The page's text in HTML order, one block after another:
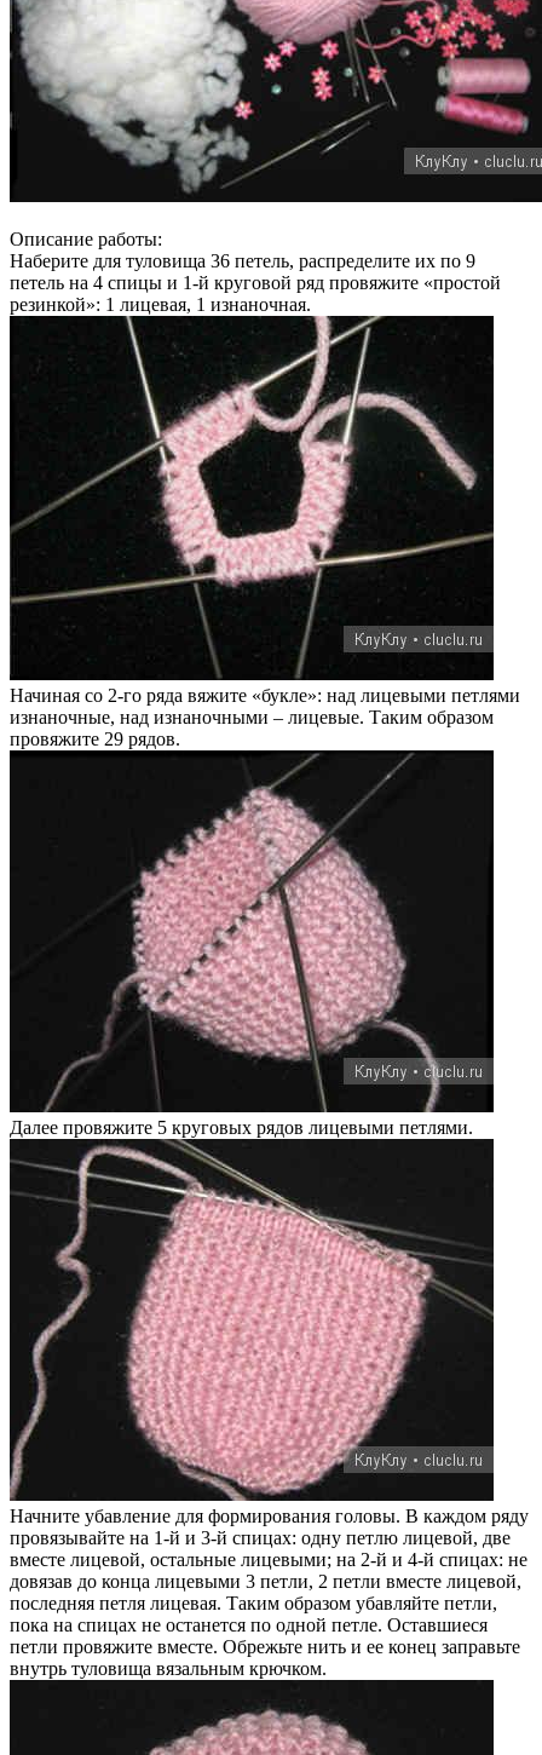
Описание работы:
Наберите для туловища 36 петель, распределите их по 9
петель на 4 спицы и 1-й круговой ряд провяжите «простой
резинкой»: 1 лицевая, 1 изнаночная.
Начиная со 2-го ряда вяжите «букле»: над лицевыми петлями
изнаночные, над изнаночными – лицевые. Таким образом
провяжите 29 рядов.
Далее провяжите 5 круговых рядов лицевыми петлями.
Начните убавление для формирования головы. В каждом ряду
провязывайте на 1-й и 3-й спицах: одну петлю лицевой, две
вместе лицевой, остальные лицевыми; на 2-й и 4-й спицах: не
довязав до конца лицевыми 3 петли, 2 петли вместе лицевой,
последняя петля лицевая. Таким образом убавляйте петли,
пока на спицах не останется по одной петле. Оставшиеся
петли провяжите вместе. Обрежьте нить и ее конец заправьте
внутрь туловища вязальным крючком.